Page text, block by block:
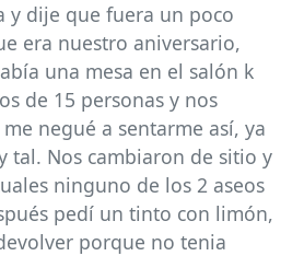
y dije que fuera un poco
era nuestro aniversario,
una mesa en el salón k
de 15 personas y nos
negué a sentarme así, ya
tal. Nos cambiaron de sitio y
ninguno de los 2 aseos
pedí un tinto con limón,
porque no tenia